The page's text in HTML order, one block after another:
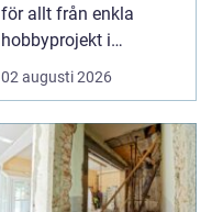
för allt från enkla
hobbyprojekt i
verkstaden till k...
02 augusti 2026